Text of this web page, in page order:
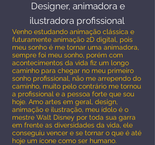
Designer, animadora e
ilustradora profissional
Venho estudando animação clássica e
futuramente animação 2D digital, pois
meu sonho é me tornar uma animadora,
sempre foi meu sonho, porém com
acontecimentos da vida fiz um longo
caminho para chegar no meu primeiro
sonho profissional, não me arrependo do
caminho, muito pelo contrário me tornou
a profissional e a pessoa forte que sou
hoje. Amo artes em geral, design,
animação e ilustração, meu ídolo é o
mestre Walt Disney por toda sua garra
em frente as diversidades da vida, ele
conseguiu vencer e se tornar o que é até
hoje um ícone como ser humano.